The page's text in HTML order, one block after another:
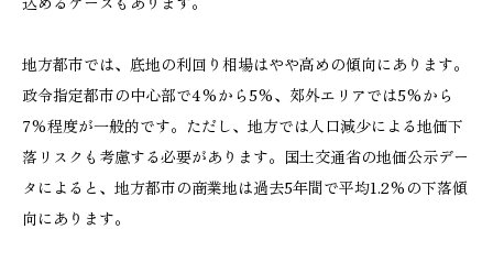
地方都市では、底地の利回り相場はやや高めの傾向にあります。
政令指定都市の中心部で4%から5%、郊外エリアでは5%から
7%程度が一般的です。ただし、地方では人口減少による地価下
落リスクも考慮する必要があります。国土交通省の地価公示デー
タによると、地方都市の商業地は過去5年間で平均1.2%の下落傾
向にあります。